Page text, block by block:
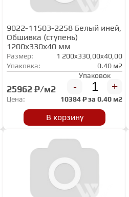
9022-11503-2258 Белый иней,
Обшивка (ступень)
1200х330х40 мм
Размер:
1 200x330,00x40,00
Упаковка:
0.40 м2
25962 ₽/м2
Упаковок
- +
Цена: 10384₽ за0.40 м2
В корзину